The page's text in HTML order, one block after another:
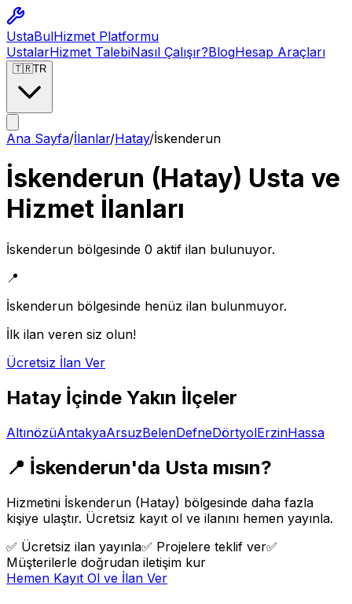
UstaBulHizmet Platformu
UstalarHizmet TalebiNasıl Çalışır?BlogHesap Araçları
🇹🇷TR
Ana Sayfa/İlanlar/Hatay/İskenderun
İskenderun (Hatay) Usta ve
Hizmet İlanları
İskenderun bölgesinde 0 aktif ilan bulunuyor.
📍
İskenderun bölgesinde henüz ilan bulunmuyor.
İlk ilan veren siz olun!
Ücretsiz İlan Ver
Hatay İçinde Yakın İlçeler
AltınözüAntakyaArsuzBelenDefneDörtyolErzinHassa
📍 İskenderun'da Usta mısın?
Hizmetini İskenderun (Hatay) bölgesinde daha fazla
kişiye ulaştır. Ücretsiz kayıt ol ve ilanını hemen yayınla.
✅ Ücretsiz ilan yayınla✅ Projelere teklif ver✅
Müşterilerle doğrudan iletişim kur
Hemen Kayıt Ol ve İlan Ver